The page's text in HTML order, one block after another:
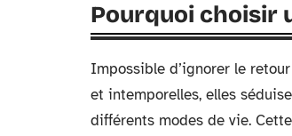
Pourquoi choisir
Impossible d’ignorer le
et intemporelles, elles
différents modes de vie.